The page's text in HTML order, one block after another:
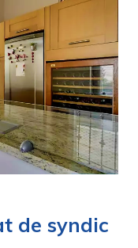
de syndic